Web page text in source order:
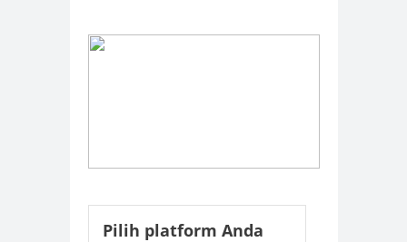
Pilih platform Anda